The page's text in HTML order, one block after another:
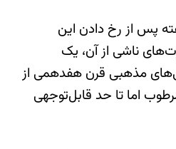
پس از رخ دادن این
ناشی از آن، یک
مذهبی قرن هفدهمی از
اما تا حد قابل‌توجهی